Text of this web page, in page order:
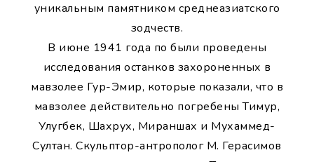
уникальным памятником среднеазиатского
зодчеств.
В июне 1941 года по были проведены
исследования останков захороненных в
мавзолее Гур-Эмир, которые показали, что в
мавзолее действительно погребены Тимур,
Улугбек, Шахрух, Мираншах и Мухаммед-
Султан. Скульптор-антрополог М. Герасимов